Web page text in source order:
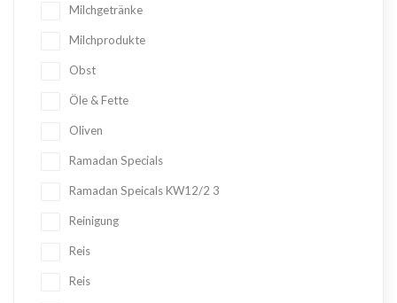
Milchgetränke
Milchprodukte
Obst
Öle & Fette
Oliven
Ramadan Specials
Ramadan Speicals KW12/2 3
Reinigung
Reis
Reis